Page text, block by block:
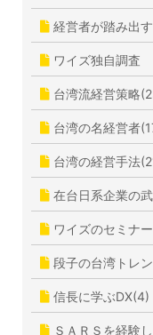
経営者が踏み出
ワイズ独自調査
台湾流経営策略
台湾の名経営者
台湾の経営手法
在台日系企業の
ワイズのセミナ
段子の台湾トレ
信長に学ぶDX(4)
ＳＡＲＳを経験